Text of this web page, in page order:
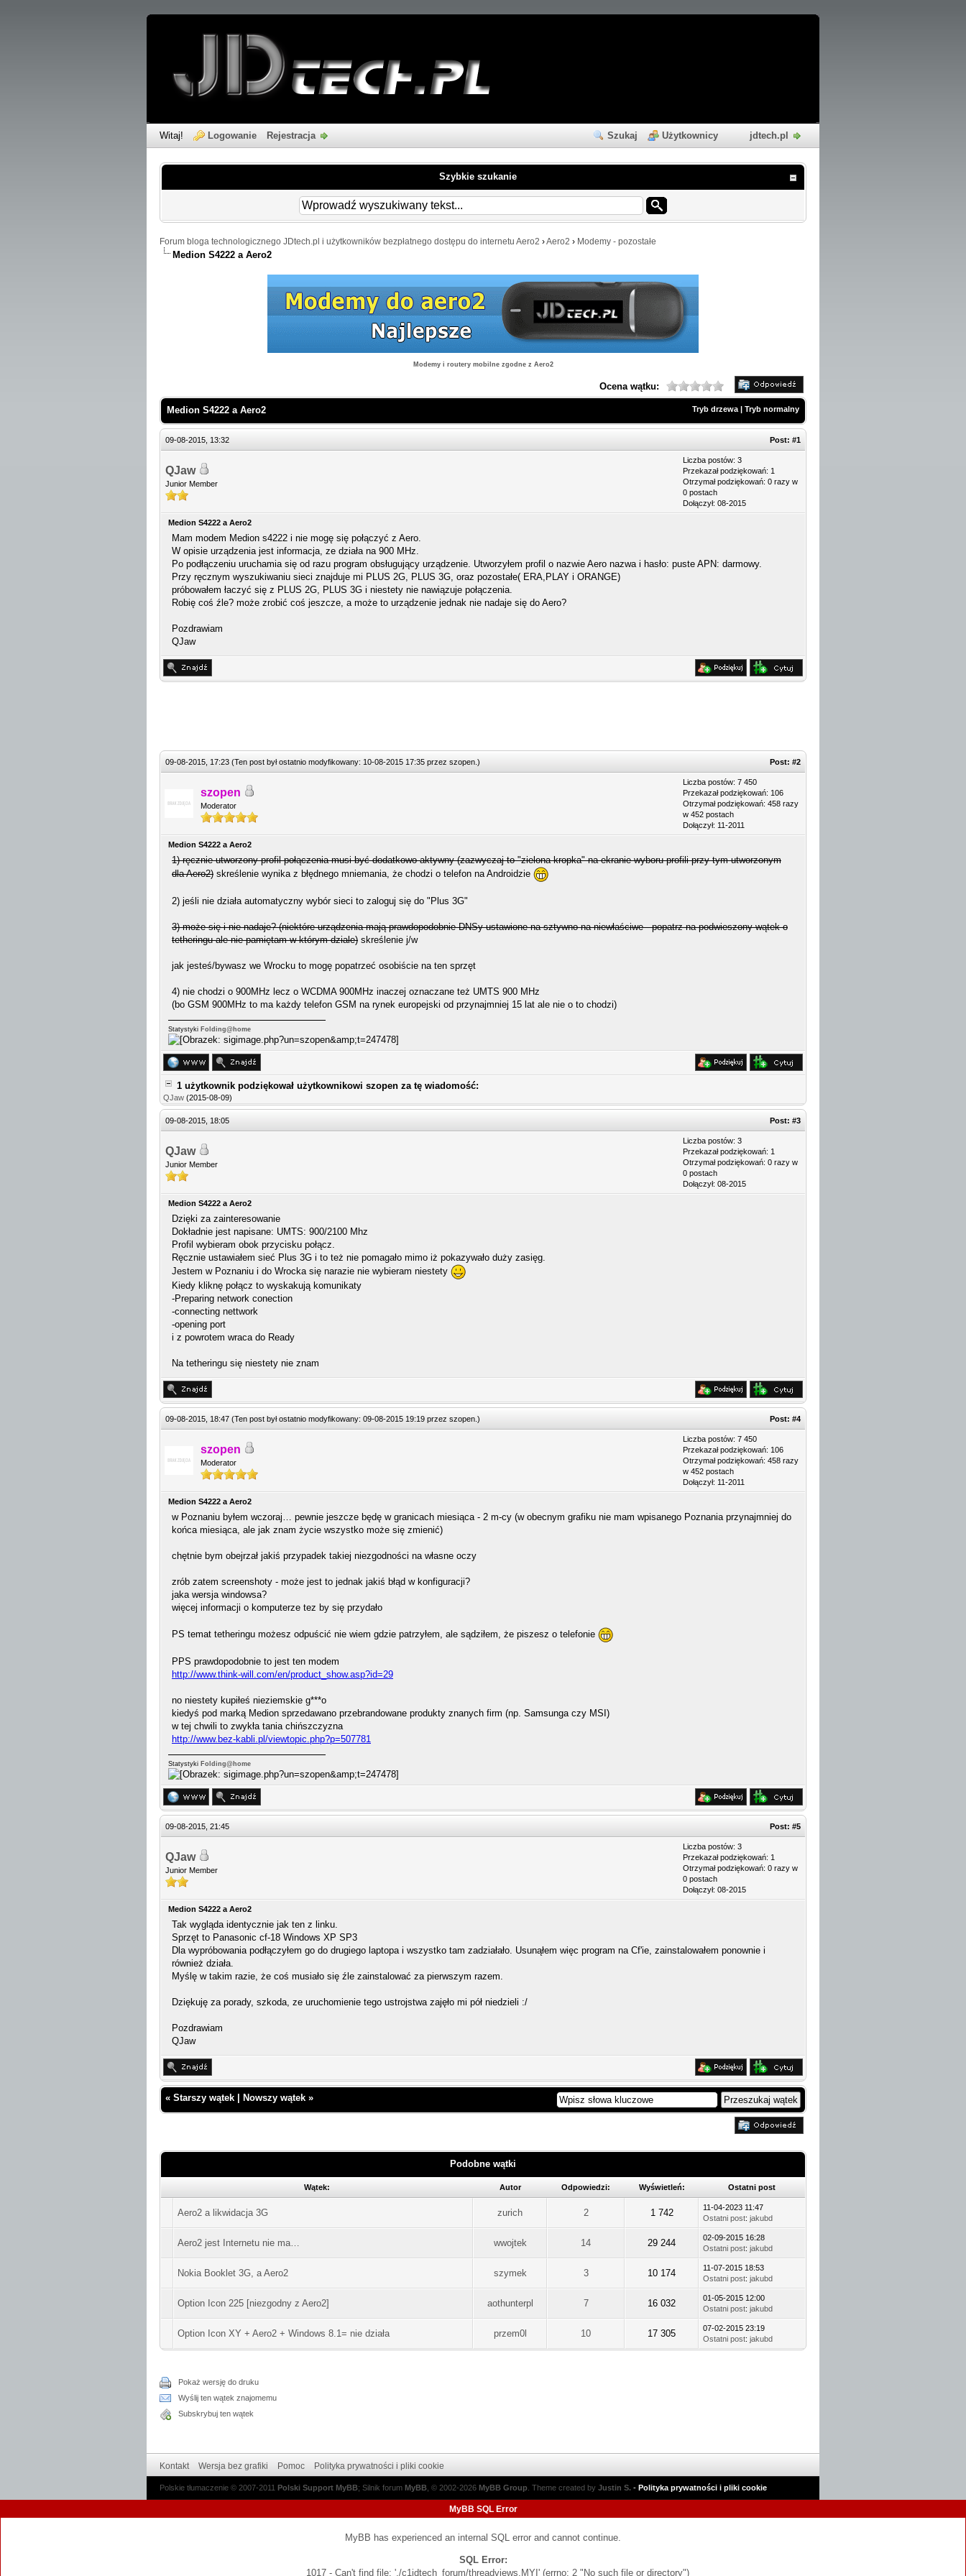
Szukaj Użytkownicy jdtech.pl
Witaj! Logowanie Rejestracja
Szybkie szukanie
Forum bloga technologicznego JDtech.pl i użytkowników bezpłatnego dostępu do internetu Aero2 ›Aero2 › Modemy - pozostałe
Medion S4222 a Aero2
Modemy i routery mobilne zgodne z Aero2
Ocena wątku:
Tryb drzewa | Tryb normalny
Medion S4222 a Aero2
09-08-2015, 13:32 Post: #1
QJaw
Junior Member
Liczba postów: 3
Przekazał podziękowań: 1
Otrzymał podziękowań: 0 razy w
0 postach
Dołączył: 08-2015
Medion S4222 a Aero2
Mam modem Medion s4222 i nie mogę się połączyć z Aero.
W opisie urządzenia jest informacja, ze działa na 900 MHz.
Po podłączeniu uruchamia się od razu program obsługujący urządzenie. Utworzyłem profil o nazwie Aero nazwa i hasło: puste APN: darmowy.
Przy ręcznym wyszukiwaniu sieci znajduje mi PLUS 2G, PLUS 3G, oraz pozostałe( ERA,PLAY i ORANGE)
próbowałem łaczyć się z PLUS 2G, PLUS 3G i niestety nie nawiązuje połączenia.
Robię coś źle? może zrobić coś jeszcze, a może to urządzenie jednak nie nadaje się do Aero?
Pozdrawiam
QJaw
09-08-2015, 17:23 (Ten post był ostatnio modyfikowany: 10-08-2015 17:35 przez szopen ) Post: #2
szopen
Moderator
Liczba postów: 7 450
Przekazał podziękowań: 106
Otrzymał podziękowań: 458 razy
w 452 postach
Dołączył: 11-2011
Medion S4222 a Aero2
1) ręcznie utworzony profil połączenia musi być dodatkowo aktywny (zazwyczaj to "zielona kropka" na ekranie wyboru profili przy tym utworzonym
dla Aero2) skreślenie wynika z błędnego mniemania, że chodzi o telefon na Androidzie
2) jeśli nie działa automatyczny wybór sieci to zaloguj się do "Plus 3G"
3) może się i nie nadaje? (niektóre urządzenia mają prawdopodobnie DNSy ustawione na sztywno na niewłaściwe - popatrz na podwieszony wątek o
tetheringu ale nie pamiętam w którym dziale) skreślenie j/w
jak jesteś/bywasz we Wrocku to mogę popatrzeć osobiście na ten sprzęt
4) nie chodzi o 900MHz lecz o WCDMA 900MHz inaczej oznaczane też UMTS 900 MHz
(bo GSM 900MHz to ma każdy telefon GSM na rynek europejski od przynajmniej 15 lat ale nie o to chodzi)
Statystyki Folding@home
1 użytkownik podziękował użytkownikowi szopen za tę wiadomość:
QJaw (2015-08-09)
09-08-2015, 18:05 Post: #3
QJaw
Junior Member
Liczba postów: 3
Przekazał podziękowań: 1
Otrzymał podziękowań: 0 razy w
0 postach
Dołączył: 08-2015
Medion S4222 a Aero2
Dzięki za zainteresowanie
Dokładnie jest napisane: UMTS: 900/2100 Mhz
Profil wybieram obok przycisku połącz.
Ręcznie ustawiałem sieć Plus 3G i to też nie pomagało mimo iż pokazywało duży zasięg.
Jestem w Poznaniu i do Wrocka się narazie nie wybieram niestety
Kiedy kliknę połącz to wyskakują komunikaty
-Preparing network conection
-connecting nettwork
-opening port
i z powrotem wraca do Ready
Na tetheringu się niestety nie znam
09-08-2015, 18:47 (Ten post był ostatnio modyfikowany: 09-08-2015 19:19 przez szopen ) Post: #4
szopen
Moderator
Liczba postów: 7 450
Przekazał podziękowań: 106
Otrzymał podziękowań: 458 razy
w 452 postach
Dołączył: 11-2011
Medion S4222 a Aero2
w Poznaniu byłem wczoraj… pewnie jeszcze będę w granicach miesiąca - 2 m-cy (w obecnym grafiku nie mam wpisanego Poznania przynajmniej do
końca miesiąca, ale jak znam życie wszystko może się zmienić)
chętnie bym obejrzał jakiś przypadek takiej niezgodności na własne oczy
zrób zatem screenshoty - może jest to jednak jakiś błąd w konfiguracji?
jaka wersja windowsa?
więcej informacji o komputerze tez by się przydało
PS temat tetheringu możesz odpuścić nie wiem gdzie patrzyłem, ale sądziłem, że piszesz o telefonie
PPS prawdopodobnie to jest ten modem
http://www.think-will.com/en/product_show.asp?id=29
no niestety kupiłeś nieziemskie g***o
kiedyś pod marką Medion sprzedawano przebrandowane produkty znanych firm (np. Samsunga czy MSI)
w tej chwili to zwykła tania chińszczyzna
http://www.bez-kabli.pl/viewtopic.php?p=507781
Statystyki Folding@home
09-08-2015, 21:45 Post: #5
QJaw
Junior Member
Liczba postów: 3
Przekazał podziękowań: 1
Otrzymał podziękowań: 0 razy w
0 postach
Dołączył: 08-2015
Medion S4222 a Aero2
Tak wygląda identycznie jak ten z linku.
Sprzęt to Panasonic cf-18 Windows XP SP3
Dla wypróbowania podłączyłem go do drugiego laptopa i wszystko tam zadziałało. Usunąłem więc program na Cf'ie, zainstalowałem ponownie i
również działa.
Myślę w takim razie, że coś musiało się źle zainstalować za pierwszym razem.
Dziękuję za porady, szkoda, ze uruchomienie tego ustrojstwa zajęło mi pół niedzieli :/
Pozdrawiam
QJaw
« Starszy wątek Nowszy wątek »
Podobne wątki
Wątek: Autor Odpowiedzi: Wyświetleń: Ostatni post
Aero2 a likwidacja 3G zurich 2 1 742
11-04-2023 11:47
Ostatni post: jakubd
Aero2 jest Internetu nie ma… wwojtek 14 29 244
02-09-2015 16:28
Ostatni post: jakubd
Nokia Booklet 3G, a Aero2 szymek 3 10 174
11-07-2015 18:53
Ostatni post: jakubd
Option Icon 225 [niezgodny z Aero2] aothunterpl 7 16 032
01-05-2015 12:00
Ostatni post: jakubd
Option Icon XY + Aero2 + Windows 8.1= nie działa przem0l 10 17 305
07-02-2015 23:19
Ostatni post: jakubd
Pokaż wersję do druku
Wyślij ten wątek znajomemu
Subskrybuj ten wątek
Kontakt Wersja bez grafiki Pomoc Polityka prywatności i pliki cookie
Polskie tłumaczenie © 2007-2011 Polski Support MyBB; Silnik forum MyBB , © 2002-2026 MyBB Group Theme created by Justin S. - Polityka prywatności i pliki cookie
MyBB SQL Error
MyBB has experienced an internal SQL error and cannot continue.
SQL Error:
1017 - Can't find file: './c1jdtech_forum/threadviews.MYI' (errno: 2 "No such file or directory")